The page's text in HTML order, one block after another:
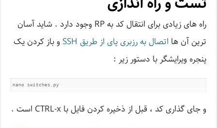
راه های زیادی برای انتقال کد به RP وجود دارد . شاید آسان
ترین آن ها اتصال به رزبری پای از طریق SSH
و باز کردن یک
پنجره ویرایشگر با دستور زیر :
nano switches.py
و جای گذاری کد ، قبل از ذخیره کردن فایل با CTRL-x است .